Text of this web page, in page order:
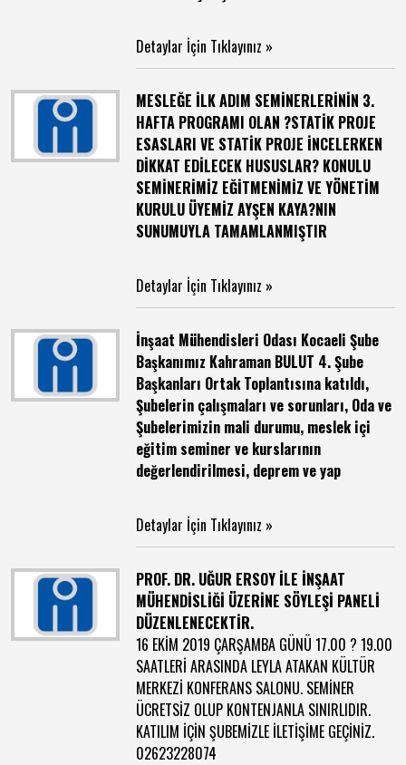
Detaylar İçin Tıklayınız »
MESLEĞE İLK ADIM SEMİNERLERİNİN 3.
HAFTA PROGRAMI OLAN ?STATİK PROJE
ESASLARI VE STATİK PROJE İNCELERKEN
DİKKAT EDİLECEK HUSUSLAR? KONULU
SEMİNERİMİZ EĞİTMENİMİZ VE YÖNETİM
KURULU ÜYEMİZ AYŞEN KAYA?NIN
SUNUMUYLA TAMAMLANMIŞTIR
Detaylar İçin Tıklayınız »
İnşaat Mühendisleri Odası Kocaeli Şube
Başkanımız Kahraman BULUT 4. Şube
Başkanları Ortak Toplantısına katıldı,
Şubelerin çalışmaları ve sorunları, Oda ve
Şubelerimizin mali durumu, meslek içi
eğitim seminer ve kurslarının
değerlendirilmesi, deprem ve yap
Detaylar İçin Tıklayınız »
PROF. DR. UĞUR ERSOY İLE İNŞAAT
MÜHENDİSLİĞİ ÜZERİNE SÖYLEŞİ PANELİ
DÜZENLENECEKTİR.
16 EKİM 2019 ÇARŞAMBA GÜNÜ 17.00 ? 19.00
SAATLERİ ARASINDA LEYLA ATAKAN KÜLTÜR
MERKEZİ KONFERANS SALONU. SEMİNER
ÜCRETSİZ OLUP KONTENJANLA SINIRLIDIR.
KATILIM İÇİN ŞUBEMİZLE İLETİŞİME GEÇİNİZ.
02623228074